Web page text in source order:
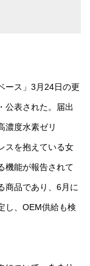
ース」3月24日の更
公表された。届出
濃度水素ゼリ
スを抱えている女
機能が報告されて
商品であり、6月に
し、OEM供給も検